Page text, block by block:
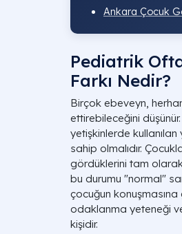
Ankara Çocuk
Pediatrik
Farkı Nedir?
Birçok ebeveyn,
ettirebileceğini
yetişkinlerde
sahip olmalıdır.
gördüklerini tam
bu durumu "normal"
çocuğun
odaklanma yeteneği
kişidir.